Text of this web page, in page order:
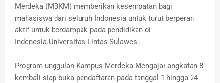
Merdeka (MBKM) memberikan kesempatan bagi
mahasiswa dari seluruh Indonesia untuk turut berperan
aktif untuk berdampak pada pendidikan di
Indonesia.Universitas Lintas Sulawesi.
Program unggulan Kampus Merdeka Mengajar angkatan 8
kembali siap buka pendaftaran pada tanggal 1 hingga 24